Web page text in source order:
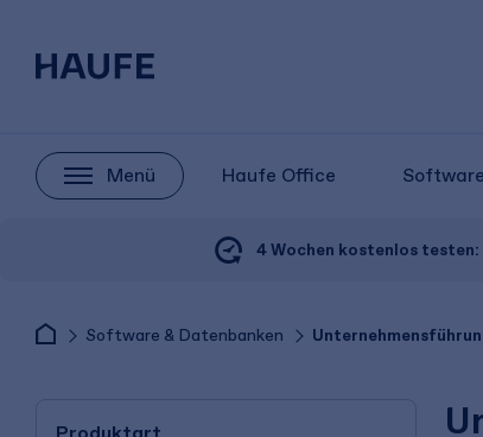
Menü Haufe Office
4 Wochen kostenlos testen:
Software & Datenbanken